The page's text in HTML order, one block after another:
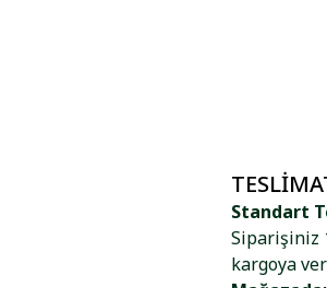
Standart
Siparişiniz
kargoya